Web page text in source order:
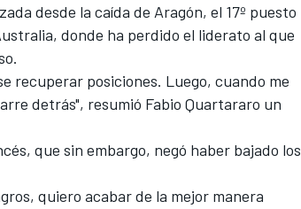
desde la caída de Aragón, el 17º puesto
donde ha perdido el liderato al que
recuperar posiciones. Luego, cuando me
detrás", resumió Fabio Quartararo un
que sin embargo, negó haber bajado los
quiero acabar de la mejor manera